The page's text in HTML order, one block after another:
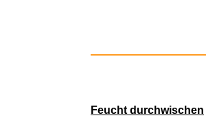
Feucht durchwischen